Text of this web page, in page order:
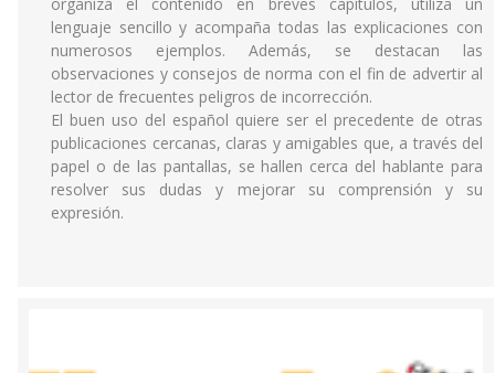
lenguaje sencillo y acompaña todas las explicaciones con
numerosos ejemplos. Además, se destacan las
observaciones y consejos de norma con el fin de advertir al
lector de frecuentes peligros de incorrección.
El buen uso del español quiere ser el precedente de otras
publicaciones cercanas, claras y amigables que, a través del
papel o de las pantallas, se hallen cerca del hablante para
resolver sus dudas y mejorar su comprensión y su
expresión.